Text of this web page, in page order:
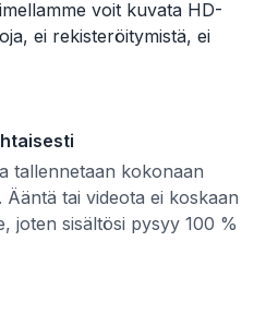
voit kuvata HD-
ei rekisteröitymistä, ei
tallennetaan kokonaan
tai videota ei koskaan
joten sisältösi pysyy 100 %